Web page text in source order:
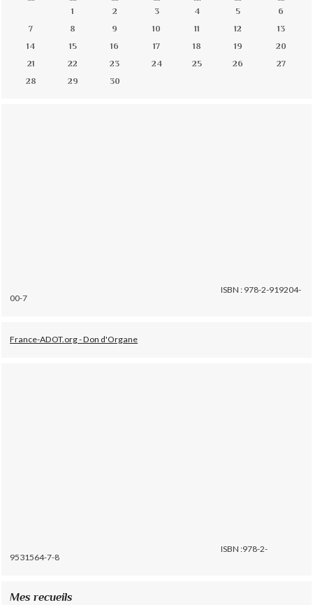
1 2 3 4 5
6
7
8 9 10 11 12
13
14
15 16 17 18 19
20
21
22 23 24 25 26
27
28
29 30
ISBN : 978-2-919204-
00-7
France-ADOT.org - Don d'Organe
ISBN :978-2-
9531564-7-8
Mes recueils